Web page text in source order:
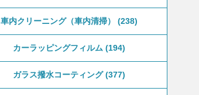
車内クリーニング（車内清掃） 238
カーラッピングフィルム 194
ガラス撥水コーティング 377